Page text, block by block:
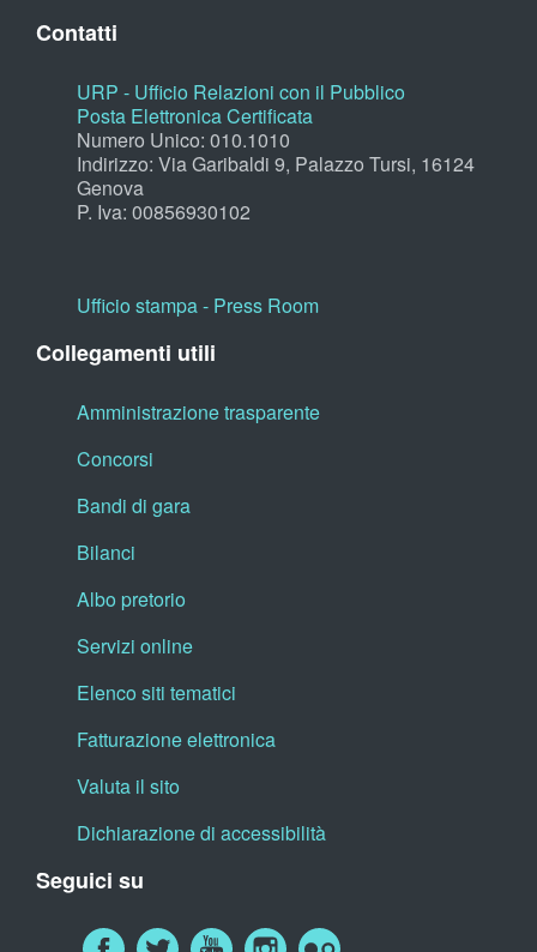
Contatti
URP - Ufficio Relazioni con il Pubblico
Posta Elettronica Certificata
Numero Unico: 010.1010
Indirizzo: Via Garibaldi 9, Palazzo Tursi, 16124
Genova
P. Iva: 00856930102
Ufficio stampa - Press Room
Collegamenti utili
Amministrazione trasparente
Concorsi
Bandi di gara
Bilanci
Albo pretorio
Servizi online
Elenco siti tematici
Fatturazione elettronica
Valuta il sito
Dichiarazione di accessibilità
Seguici su